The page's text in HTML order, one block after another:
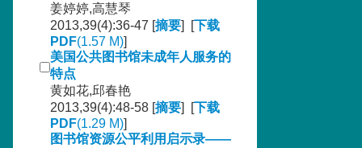
姜婷婷,高慧琴
2013,39(4):36-47 [摘要] [下载
PDF(1.57 M)]
美国公共图书馆未成年人服务的
特点
黄如花,邱春艳
2013,39(4):48-58 [摘要] [下载
PDF(1.29 M)]
图书馆资源公平利用启示录——